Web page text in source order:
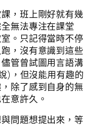
，班上剛好就有幾
無法專注在課堂
。只記得當時不停
，沒有意識到這些
管曾試圖用言語溝
)，但沒能用有趣的
除了感到自身的無
意許久。
問題想提出來，等